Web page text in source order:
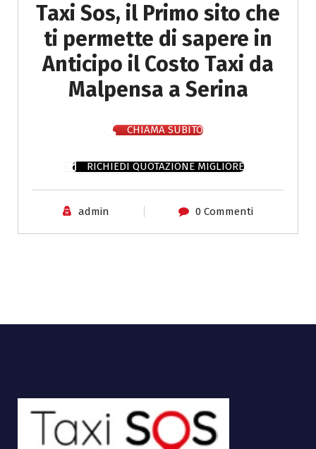
Taxi Sos, il Primo sito che
ti permette di sapere in
Anticipo il Costo Taxi da
Malpensa a Serina
CHIAMA SUBITO
RICHIEDI QUOTAZIONE MIGLIORE
admin 0 Commenti